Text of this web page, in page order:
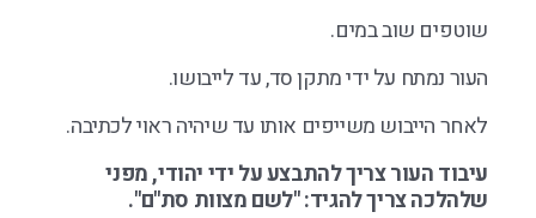
שוטפים שוב במים.
העור נמתח על ידי מתקן סד, עד לייבושו.
לאחר הייבוש משייפים אותו עד שיהיה ראוי לכתיבה.
עיבוד העור צריך להתבצע על ידי יהודי, מפני
שלהלכה צריך להגיד: "לשם מצוות סת"ם".